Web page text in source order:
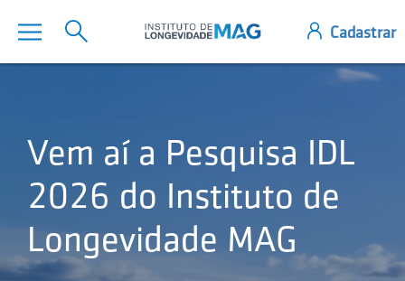
Vem aí a Pesquisa IDL
2026 do Instituto de
Longevidade MAG